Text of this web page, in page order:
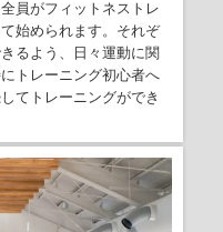
員がフィットネストレ
始められます。それぞ
るよう、日々運動に関
トレーニング初心者へ
てトレーニングができ